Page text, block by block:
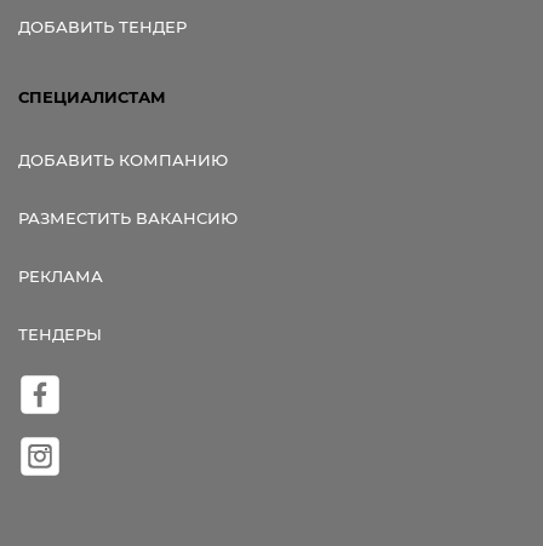
ДОБАВИТЬ ТЕНДЕР
СПЕЦИАЛИСТАМ
ДОБАВИТЬ КОМПАНИЮ
РАЗМЕСТИТЬ ВАКАНСИЮ
РЕКЛАМА
ТЕНДЕРЫ